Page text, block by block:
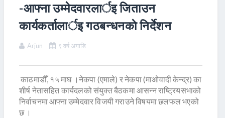
-आफ्ना उम्मेदवारलार्इ जिताउन
कार्यकर्तालार्इ गठबन्धनकाे निर्देशन
Arjun ९ वर्ष अगाडि
काठमाडौँ, १५ माघ ।नेकपा (एमाले) र नेकपा (माओवादी केन्द्र) का
शीर्ष नेतासहित कार्यदलको संयुक्त बैठकमा आसन्न राष्ट्रियसभाको
निर्वाचनमा आफ्ना उम्मेदवार विजयी गराउने विषयमा छलफल भएको
छ ।